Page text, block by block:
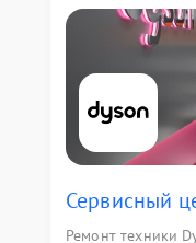
Сервисный
Ремонт техники